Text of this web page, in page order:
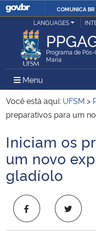
COMUNICA BR
Ministério da Justiça e
Ministério da Defesa
Ministério das Relações Exteriores
Ministério da Infraestrutura
Ministério da Agricultura,
Ministério da Educação
LANGUAGES
Programa de
Maria
Menu Menu
Você está aqui: UFSM >
preparativos para um
Início do conteúdo
Iniciam os
um novo
gladíolo